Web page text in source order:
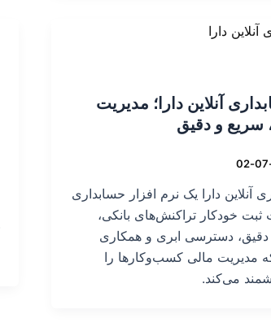
آنلاین دارا؛ مدیریت
سریع و دقیق
آنلاین دارا یک نرم افزار حسابداری
ثبت خودکار تراکنش‌های بانکی،
دسترسی ابری و همکاری
مدیریت مالی کسب‌وکارها را
می‌کند.